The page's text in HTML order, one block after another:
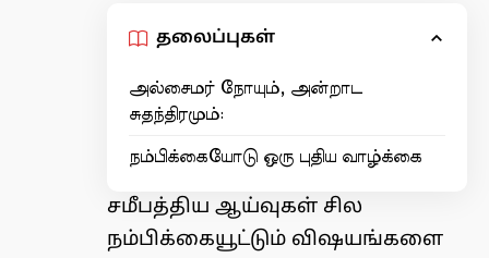
தலைப்புகள்
அல்சைமர் நோயும், அன்றாட
சுதந்திரமும்:
நம்பிக்கையோடு ஒரு புதிய வாழ்க்கை
சமீபத்திய ஆய்வுகள் சில
நம்பிக்கையூட்டும் விஷயங்களை